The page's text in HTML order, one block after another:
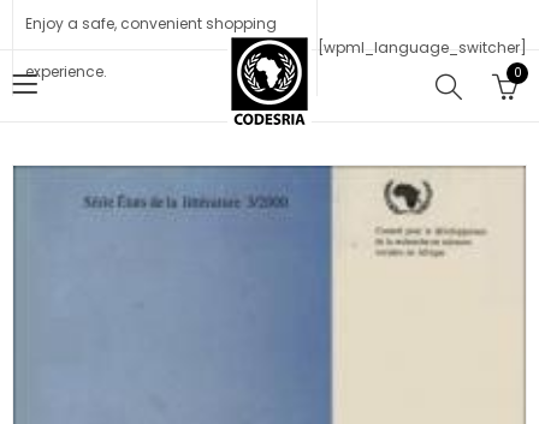
Enjoy a safe, convenient shopping
experience.
[wpml_language_switcher]
0